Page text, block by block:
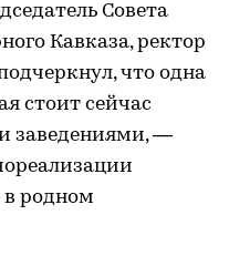
Совета
Кавказа, ректор
что одна
стоит сейчас
заведениями, —
родном